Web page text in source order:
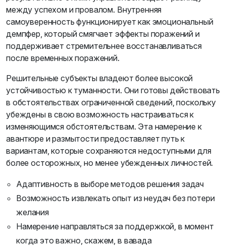
между успехом и провалом. Внутренняя
самоуверенность функционирует как эмоциональный
демпфер, который смягчает эффекты поражений и
поддерживает стремительнее восстанавливаться
после временных поражений.
Решительные субъекты владеют более высокой
устойчивостью к туманности. Они готовы действовать
в обстоятельствах ограниченной сведений, поскольку
убеждены в свою возможность настраиваться к
изменяющимся обстоятельствам. Эта намерение к
авантюре и размытости предоставляет путь к
вариантам, которые сохраняются недоступными для
более осторожных, но менее убежденных личностей.
Адаптивность в выборе методов решения задач
Возможность извлекать опыт из неудач без потери
желания
Намерение направляться за поддержкой, в момент
когда это важно, скажем, в вавада